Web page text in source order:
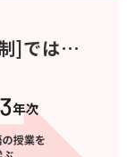
]では…